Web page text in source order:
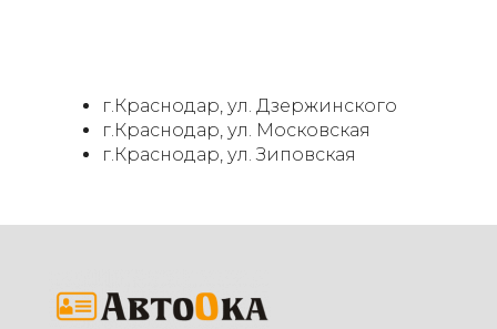
г.Краснодар, ул. Дзержинского
г.Краснодар, ул. Московская
г.Краснодар, ул. Зиповская